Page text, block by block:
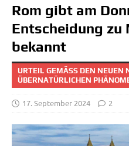
Rom gibt am
Entscheidung zu
bekannt
URTEIL GEMÄSS DEN NEUEN
ERNATÜRLICHEN
17. September 2024 2